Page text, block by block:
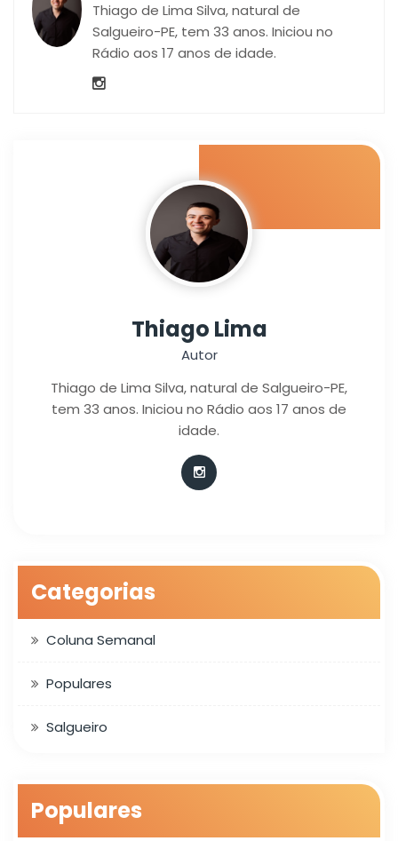
Thiago de Lima Silva, natural de
Salgueiro-PE, tem 33 anos. Iniciou no
Rádio aos 17 anos de idade.
Thiago Lima
Autor
Thiago de Lima Silva, natural de Salgueiro-PE,
tem 33 anos. Iniciou no Rádio aos 17 anos de
idade.
Categorias
Coluna Semanal
Populares
Salgueiro
Populares